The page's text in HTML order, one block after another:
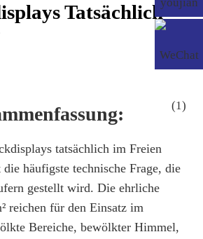
Tatsächlich
tatsächlich im Freien
die häufigste technische Frage, die
gestellt wird. Die ehrliche
reichen für den Einsatz im
Bereiche, bewölkter Himmel,